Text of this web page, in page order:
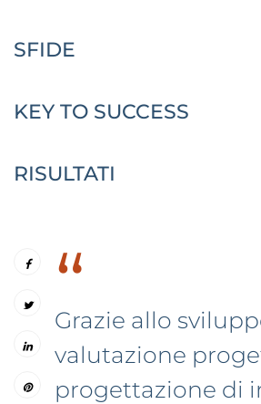
SFIDE
KEY TO SUCCESS
RISULTATI
“
Grazie allo
valutazione
progettazione di